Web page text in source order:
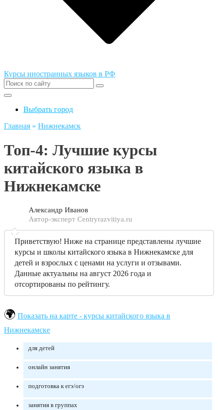
Курсы иностранных языков в РФ
Выбрать город
Главная » Нижнекамск
Топ-4: Лучшие курсы
китайского языка в
Нижнекамске
Александр Иванов
Автор-эксперт Centryrazvitiya.ru
Приветствую! Ниже на странице представлены лучшие
курсы и школы китайского языка в Нижнекамске для
детей и взрослых с ценами на услуги и отзывами.
Данные актуальны на август 2026 года и
отсортированы по рейтингу.
Показать на карте - курсы китайского языка в
Нижнекамске
для детей
онлайн занятия
подготовка к егэ/огэ
занятия в группах